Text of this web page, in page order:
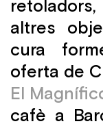
altres
cura
oferta de
El
cafè a